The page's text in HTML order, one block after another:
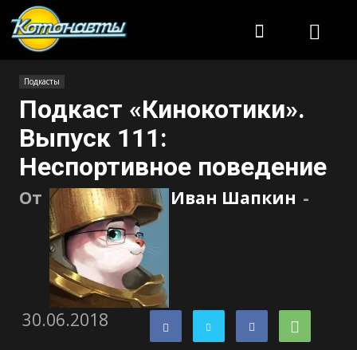
Подкасты
Подкаст «Кинокотики».
Выпуск 111:
Неспортивное поведение
От Иван Шапкин -
30.06.2018